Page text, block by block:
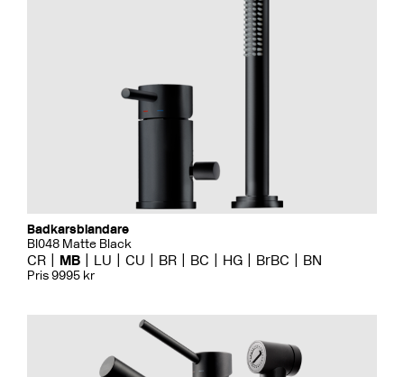
Badkarsblandare
BI048 Matte Black
CR MB LU CU BR BC HG BrBC BN
Pris 9995 kr